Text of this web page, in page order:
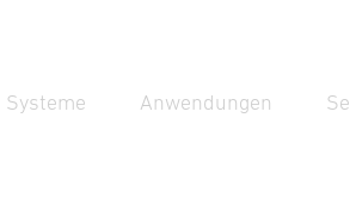
Systeme Anwendungen